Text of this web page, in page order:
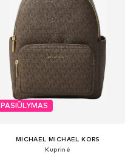
PASIŪLYMAS
MICHAEL MICHAEL KORS
Kuprinė